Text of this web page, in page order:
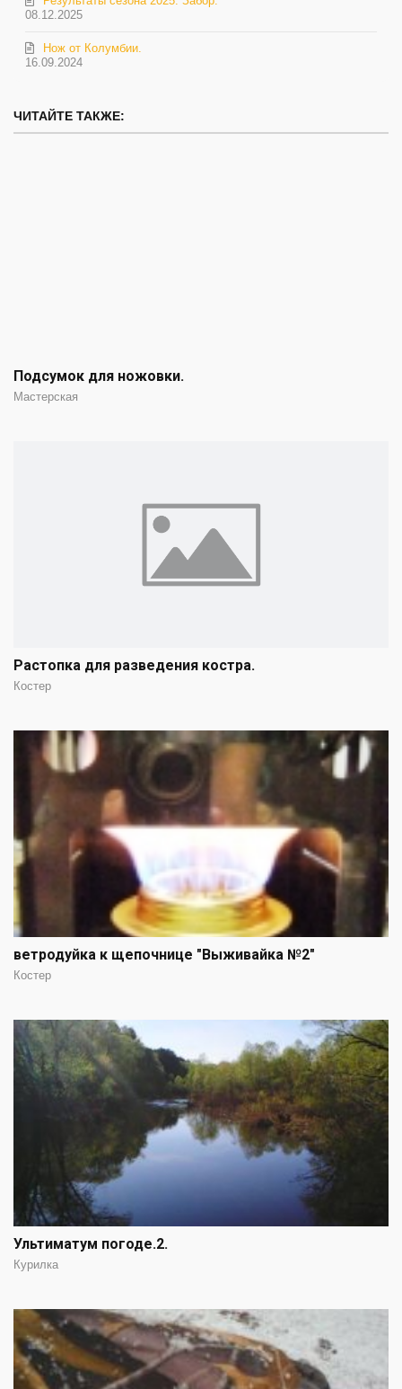
08.12.2025
16.09.2024
Нож от Колумбии.
ЧИТАЙТЕ ТАКЖЕ:
Подсумок для ножовки.
Мастерская
Растопка для разведения костра.
Костер
ветродуйка к щепочнице "Выживайка №2"
Костер
Ультиматум погоде.2.
Курилка